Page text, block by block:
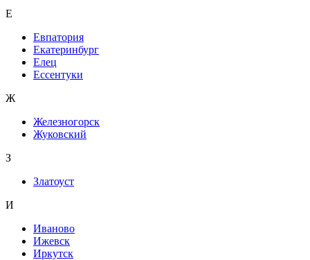
Е
Евпатория
Екатеринбург
Елец
Ессентуки
Ж
Железногорск
Жуковский
З
Златоуст
И
Иваново
Ижевск
Иркутск